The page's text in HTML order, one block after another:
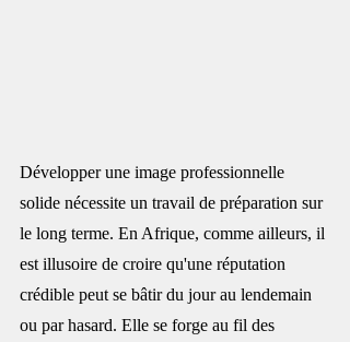
Développer une image professionnelle
solide nécessite un travail de préparation sur
le long terme. En Afrique, comme ailleurs, il
est illusoire de croire qu'une réputation
crédible peut se bâtir du jour au lendemain
ou par hasard. Elle se forge au fil des